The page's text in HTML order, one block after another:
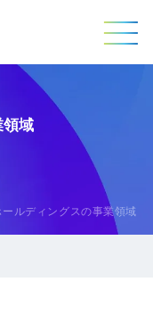
領域
ールディングスの事業領域